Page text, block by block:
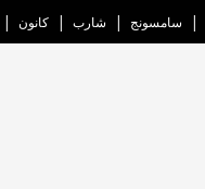
سامسونج شارب كانون